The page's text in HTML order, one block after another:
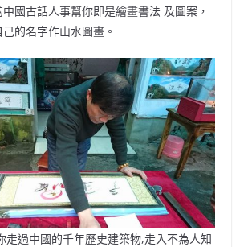
國古話人事幫你即是繪畫書法 及圖案，
的名字作山水圖畫。
走過中國的千年歷史建築物,走入不為人知